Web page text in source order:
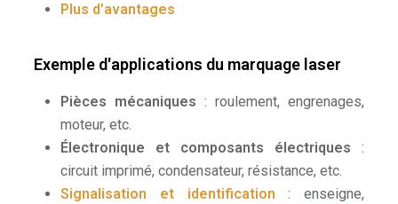
Plus d’avantages
Exemple d'applications du marquage laser
Pièces mécaniques : roulement, engrenages,
moteur, etc.
Électronique et composants électriques :
circuit imprimé, condensateur, résistance, etc.
Signalisation et identification : enseigne,